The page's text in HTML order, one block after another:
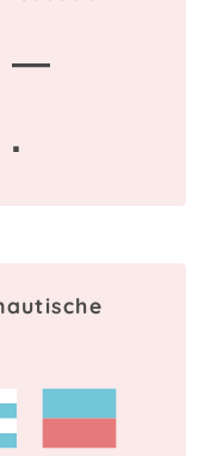
—
·